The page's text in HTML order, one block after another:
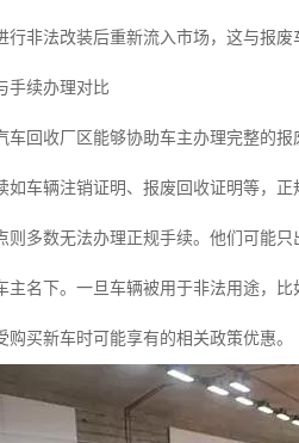
行非法改装后重新流入市场，这与报
手续办理对比
车回收厂区能够协助车主办理完整的
如车辆注销证明、报废回收证明等，
则多数无法办理正规手续。他们可能
主名下。一旦车辆被用于非法用途，
购买新车时可能享有的相关政策优惠。